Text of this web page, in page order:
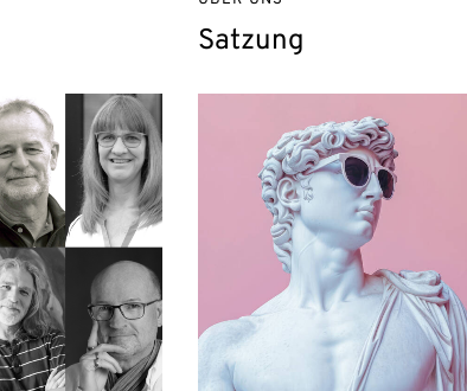
Satzung